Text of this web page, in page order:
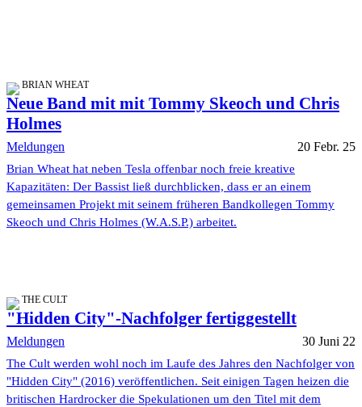
BRIAN WHEAT
Neue Band mit mit Tommy Skeoch und Chris
Holmes
Meldungen 20 Febr. 25
Brian Wheat hat neben Tesla offenbar noch freie kreative
Kapazitäten: Der Bassist ließ durchblicken, dass er an einem
gemeinsamen Projekt mit seinem früheren Bandkollegen Tommy
Skeoch und Chris Holmes (W.A.S.P.) arbeitet.
THE CULT
"Hidden City"-Nachfolger fertiggestellt
Meldungen 30 Juni 22
The Cult werden wohl noch im Laufe des Jahres den Nachfolger von
"Hidden City" (2016) veröffentlichen. Seit einigen Tagen heizen die
britischen Hardrocker die Spekulationen um den Titel mit dem